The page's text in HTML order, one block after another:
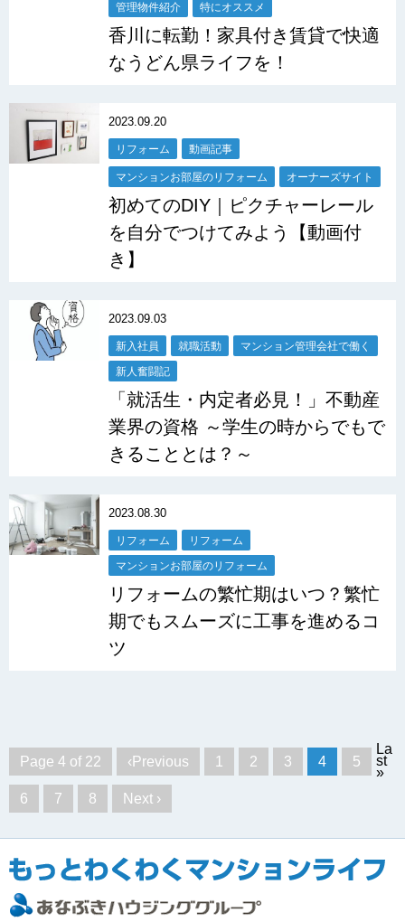
管理物件紹介 特にオススメ
香川に転勤！家具付き賃貸で快適
なうどん県ライフを！
2023.09.20
リフォーム 動画記事
マンションお部屋のリフォーム オーナーズサイト
初めてのDIY｜ピクチャーレール
を自分でつけてみよう【動画付
き】
2023.09.03
新入社員 就職活動 マンション管理会社で働く
新人奮闘記
「就活生・内定者必見！」不動産
業界の資格 ～学生の時からでもで
きることとは？～
2023.08.30
リフォーム リフォーム
マンションお部屋のリフォーム
リフォームの繁忙期はいつ？繁忙
期でもスムーズに工事を進めるコ
ツ
Page 4 of 22 ‹Previous 1 2 3 4 5
6 7 8 Next ›
La
st
»